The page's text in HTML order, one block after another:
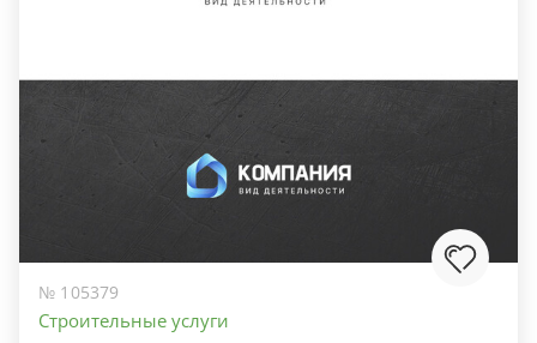
№ 105379
Строительные услуги